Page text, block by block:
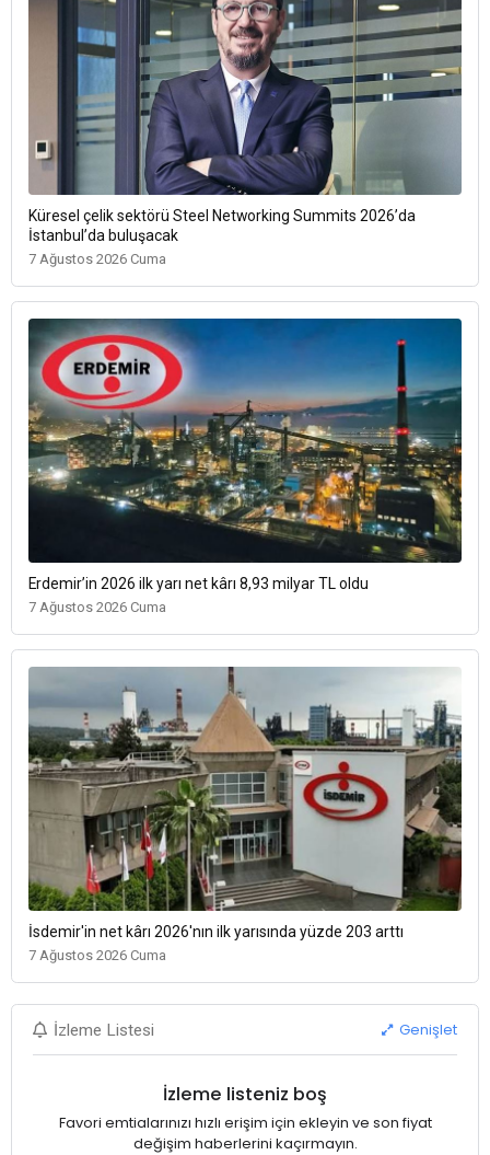
Küresel çelik sektörü Steel Networking Summits 2026’da
İstanbul’da buluşacak
7 Ağustos 2026 Cuma
Erdemir’in 2026 ilk yarı net kârı 8,93 milyar TL oldu
7 Ağustos 2026 Cuma
İsdemir'in net kârı 2026'nın ilk yarısında yüzde 203 arttı
7 Ağustos 2026 Cuma
İzleme Listesi Genişlet
İzleme listeniz boş
Favori emtialarınızı hızlı erişim için ekleyin ve son fiyat
değişim haberlerini kaçırmayın.